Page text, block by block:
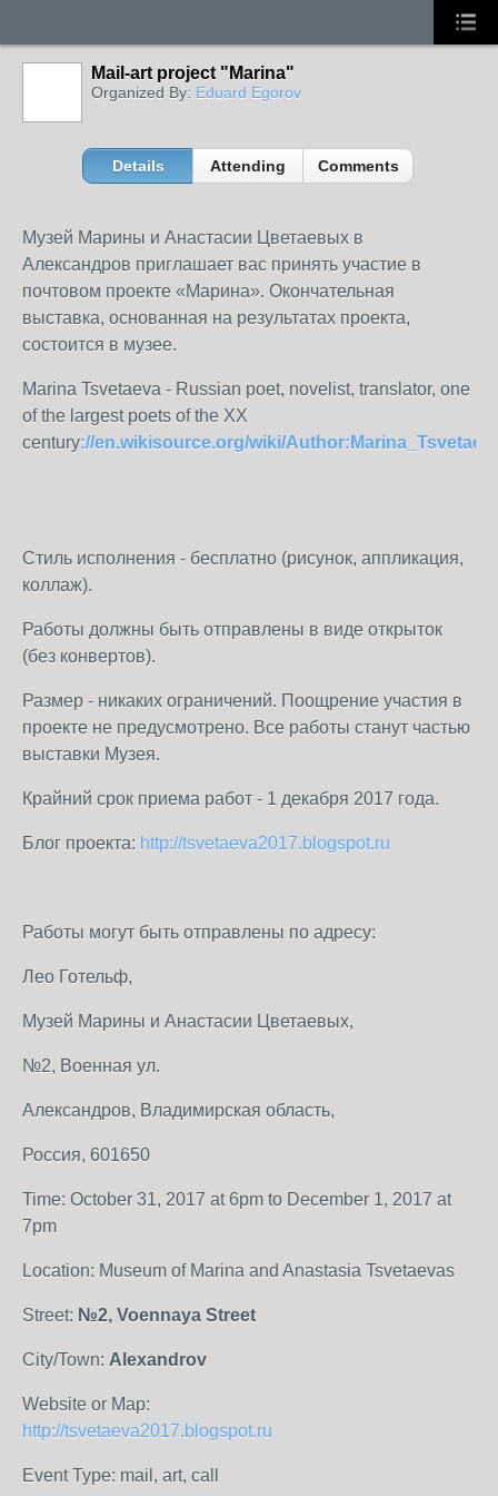
Mail-art project "Marina"
Organized By: Eduard Egorov
Details Attending Comments
Музей Марины и Анастасии Цветаевых в
Александров приглашает вас принять участие в
почтовом проекте «Марина». Окончательная
выставка, основанная на результатах проекта,
состоится в музее.
Marina Tsvetaeva - Russian poet, novelist, translator, one
of the largest poets of the XX
century://en.wikisource.org/wiki/
Стиль исполнения - бесплатно (рисунок, аппликация,
коллаж).
Работы должны быть отправлены в виде открыток
(без конвертов).
Размер - никаких ограничений. Поощрение участия в
проекте не предусмотрено. Все работы станут частью
выставки Музея.
Крайний срок приема работ - 1 декабря 2017 года.
Блог проекта: http://tsvetaeva2017.blogspot.ru
Работы могут быть отправлены по адресу:
Лео Готельф,
Музей Марины и Анастасии Цветаевых,
№2, Военная ул.
Александров, Владимирская область,
Россия, 601650
Time: October 31, 2017 at 6pm to December 1, 2017 at
7pm
Location: Museum of Marina and Anastasia Tsvetaevas
Street: №2, Voennaya Street
City/Town: Alexandrov
Website or Map:
http://tsvetaeva2017.blogspot.ru
Event Type: mail, art, call